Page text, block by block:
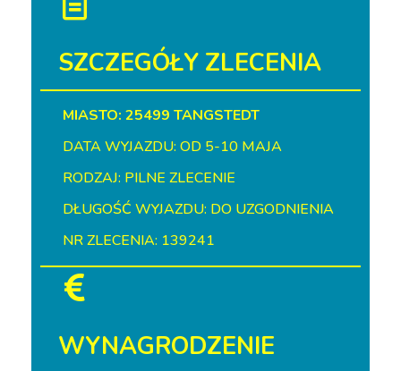
SZCZEGÓŁY ZLECENIA
MIASTO: 25499 TANGSTEDT
DATA WYJAZDU: OD 5-10 MAJA
RODZAJ: PILNE ZLECENIE
DŁUGOŚĆ WYJAZDU: DO UZGODNIENIA
NR ZLECENIA: 139241
WYNAGRODZENIE